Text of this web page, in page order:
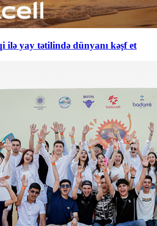
ilə yay tətilində dünyanı kəşf et